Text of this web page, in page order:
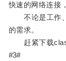
快速的网络连接
不论是工作、
的需求。
赶紧下载clash
#3#